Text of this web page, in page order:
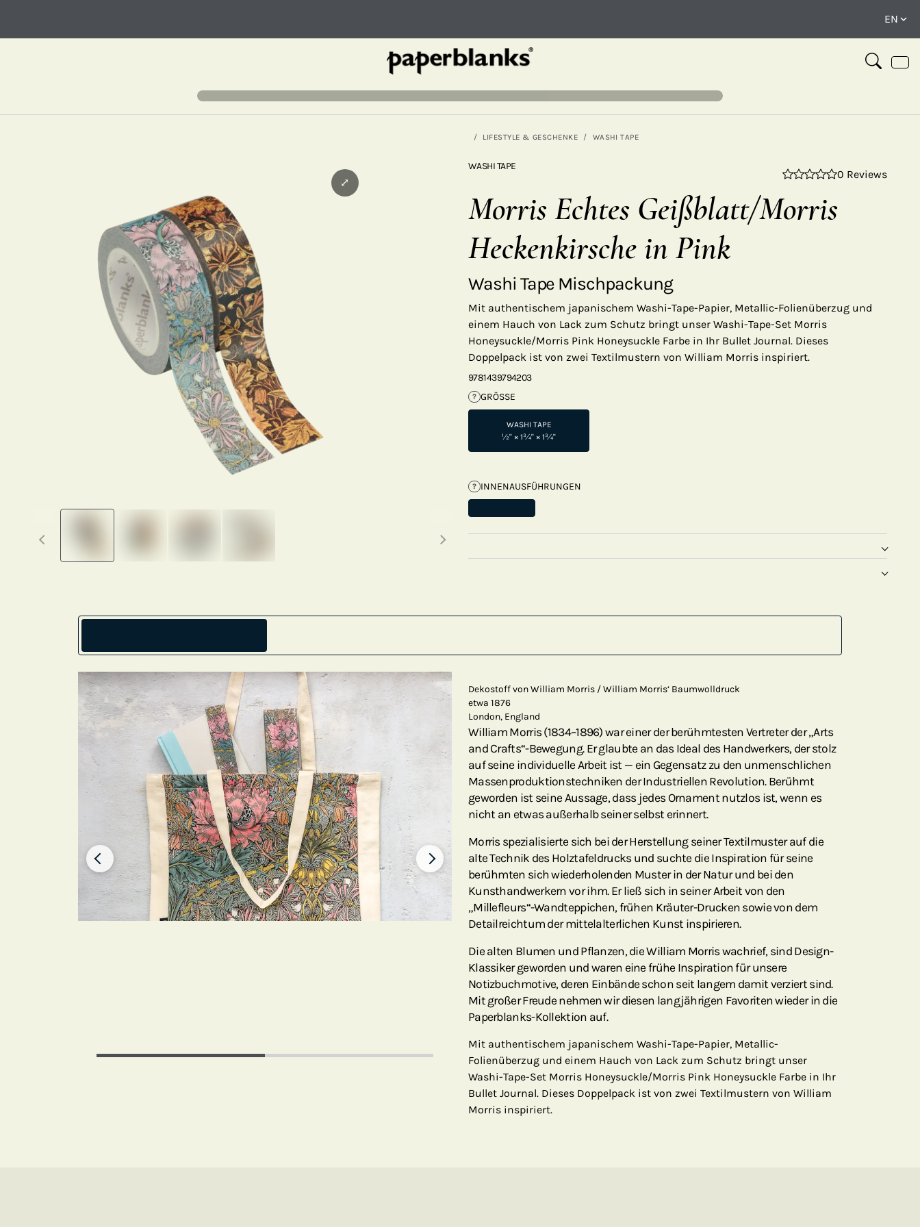
LIFESTYLE & GESCHENKE WASHI TAPE
Next thumbnails
⤢
WASHI TAPE
0 Reviews
Morris Echtes Geißblatt/Morris
Heckenkirsche in Pink
Washi Tape Mischpackung
Mit authentischem japanischem Washi-Tape-Papier, Metallic-Folienüberzug und
einem Hauch von Lack zum Schutz bringt unser Washi-Tape-Set Morris
Honeysuckle/Morris Pink Honeysuckle Farbe in Ihr Bullet Journal. Dieses
Doppelpack ist von zwei Textilmustern von William Morris inspiriert.
9781439794203
? GRÖSSE
WASHI TAPE
½" × 1¾" × 1¾"
? INNENAUSFÜHRUNGEN
Dekostoff von William Morris / William Morris‘ Baumwolldruck
etwa 1876
London, England
William Morris (1834–1896) war einer der berühmtesten Vertreter der „Arts
and Crafts“-Bewegung. Er glaubte an das Ideal des Handwerkers, der stolz
auf seine individuelle Arbeit ist — ein Gegensatz zu den unmenschlichen
Massenproduktionstechniken der Industriellen Revolution. Berühmt
geworden ist seine Aussage, dass jedes Ornament nutzlos ist, wenn es
nicht an etwas außerhalb seiner selbst erinnert.
Morris spezialisierte sich bei der Herstellung seiner Textilmuster auf die
alte Technik des Holztafeldrucks und suchte die Inspiration für seine
berühmten sich wiederholenden Muster in der Natur und bei den
Kunsthandwerkern vor ihm. Er ließ sich in seiner Arbeit von den
„Millefleurs“-Wandteppichen, frühen Kräuter-Drucken sowie von dem
Detailreichtum der mittelalterlichen Kunst inspirieren.
Die alten Blumen und Pflanzen, die William Morris wachrief, sind Design-
Klassiker geworden und waren eine frühe Inspiration für unsere
Notizbuchmotive, deren Einbände schon seit langem damit verziert sind.
Mit großer Freude nehmen wir diesen langjährigen Favoriten wieder in die
Paperblanks-Kollektion auf.
Mit authentischem japanischem Washi-Tape-Papier, Metallic-
Folienüberzug und einem Hauch von Lack zum Schutz bringt unser
Washi-Tape-Set Morris Honeysuckle/Morris Pink Honeysuckle Farbe in Ihr
Bullet Journal. Dieses Doppelpack ist von zwei Textilmustern von William
Morris inspiriert.